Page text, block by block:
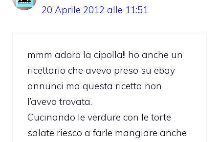
20 Aprile 2012 alle 11:51
mmm adoro la cipolla!! ho anche un
ricettario che avevo preso su ebay
annunci ma questa ricetta non
l’avevo trovata.
Cucinando le verdure con le torte
salate riesco a farle mangiare anche